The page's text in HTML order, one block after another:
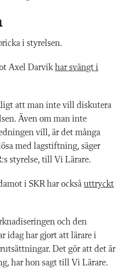
i styrelsen.
Axel Darvikhar svängt i
att man inte vill diskutera
Även om man inte
vill, är det många
med lagstiftning, säger
styrelse, till Vi Lärare.
i SKR har också uttryckt
och den
idag har gjort att lärare i
Det gör att det är
har hon sagt till Vi Lärare.